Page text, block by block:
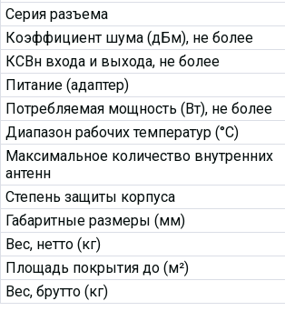
Серия разъема
Коэффициент шума (дБм), не более
КСВн входа и выхода, не более
Питание (адаптер)
Потребляемая мощность (Вт), не более
Диапазон рабочих температур (°С)
Максимальное количество внутренних
антенн
Степень защиты корпуса
Габаритные размеры (мм)
Вес, нетто (кг)
Площадь покрытия до (м²)
Вес, брутто (кг)